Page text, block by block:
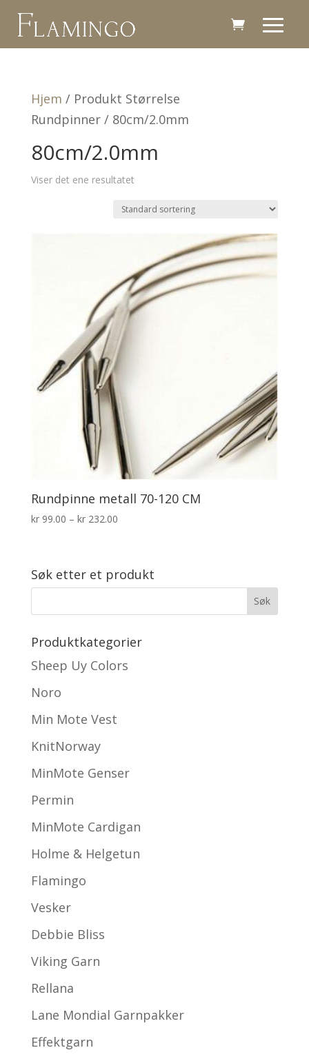
Hjem / Produkt Størrelse
Rundpinner / 80cm/2.0mm
80cm/2.0mm
Viser det ene resultatet
Rundpinne metall 70-120 CM
kr99.00 – kr232.00Prisområde:
Søk etter et produkt
Produktkategorier
Sheep Uy Colors
Noro
Min Mote Vest
KnitNorway
MinMote Genser
Permin
MinMote Cardigan
Holme & Helgetun
Flamingo
Vesker
Debbie Bliss
Viking Garn
Rellana
Lane Mondial Garnpakker
Effektgarn